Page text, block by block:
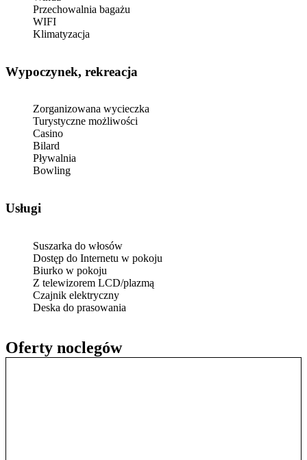
Oferty noclegów
Przechowalnia bagażu
WIFI
Klimatyzacja
Wypoczynek, rekreacja
Zorganizowana wycieczka
Turystyczne możliwości
Casino
Bilard
Pływalnia
Bowling
Usługi
Suszarka do włosów
Dostęp do Internetu w pokoju
Biurko w pokoju
Z telewizorem LCD/plazmą
Czajnik elektryczny
Deska do prasowania